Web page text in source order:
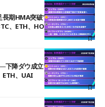
期HMA突破で雲下端を目指す
、ETH、HOME
下降ダウ成立で下値追う展開
ETH、UAI